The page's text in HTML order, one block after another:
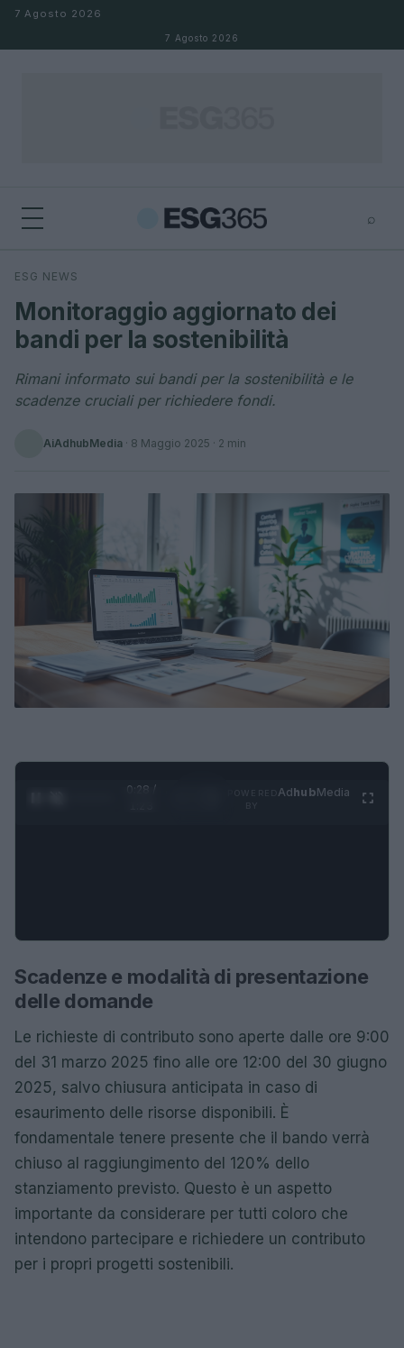
Salta al contenuto
7 Agosto 2026
7 Agosto 2026
⌕
Cerca
ESG NEWS
Monitoraggio aggiornato dei
bandi per la sostenibilità
Rimani informato sui bandi per la sostenibilità e le
scadenze cruciali per richiedere fondi.
AiAdhubMedia · 8 Maggio 2025 · 2 min
0:28 /
AdhubMedia
Scadenze e modalità di presentazione
delle domande
Le richieste di contributo sono aperte dalle ore 9:00
del 31 marzo 2025 fino alle ore 12:00 del 30 giugno
2025, salvo chiusura anticipata in caso di
esaurimento delle risorse disponibili. È
fondamentale tenere presente che il bando verrà
chiuso al raggiungimento del 120% dello
stanziamento previsto. Questo è un aspetto
importante da considerare per tutti coloro che
intendono partecipare e richiedere un contributo
per i propri progetti sostenibili.